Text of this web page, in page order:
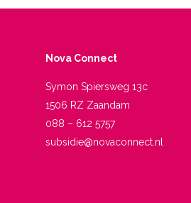
Nova Connect
Symon Spiersweg 13c
1506 RZ Zaandam
088 – 612 5757
subsidie@novaconnect.nl